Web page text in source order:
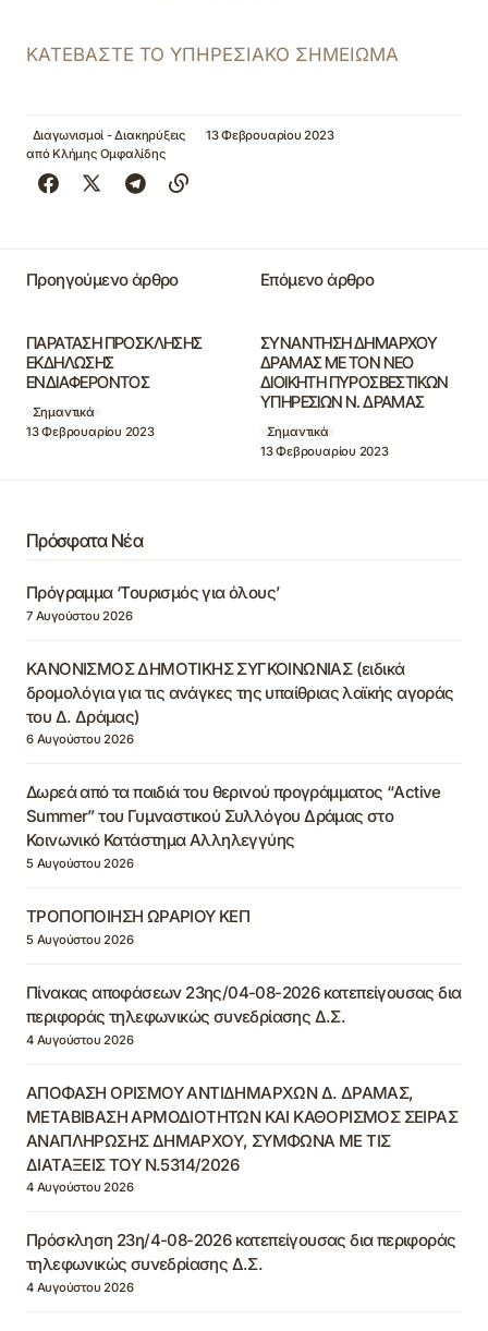
ΚΑΤΕΒΑΣΤΕ ΤΟ ΥΠΗΡΕΣΙΑΚΟ ΣΗΜΕΙΩΜΑ
Διαγωνισμοί - Διακηρύξεις
13 Φεβρουαρίου 2023
από Κλήμης Ομφαλίδης
Προηγούμενο άρθρο
ΠΑΡΑΤΑΣΗ ΠΡΟΣΚΛΗΣΗΣ
ΕΚΔΗΛΩΣΗΣ
ΕΝΔΙΑΦΕΡΟΝΤΟΣ
Σημαντικά
13 Φεβρουαρίου 2023
Επόμενο άρθρο
ΣΥΝΑΝΤΗΣΗ ΔΗΜΑΡΧΟΥ
ΔΡΑΜΑΣ ΜΕ ΤΟΝ ΝΕΟ
ΔΙΟΙΚΗΤΗ ΠΥΡΟΣΒΕΣΤΙΚΩΝ
ΥΠΗΡΕΣΙΩΝ Ν. ΔΡΑΜΑΣ
Σημαντικά
13 Φεβρουαρίου 2023
Πρόσφατα Νέα
Πρόγραμμα ‘Τουρισμός για όλους’
7 Αυγούστου 2026
ΚΑΝΟΝΙΣΜΟΣ ΔΗΜΟΤΙΚΗΣ ΣΥΓΚΟΙΝΩΝΙΑΣ (ειδικά
δρομολόγια για τις ανάγκες της υπαίθριας λαϊκής αγοράς
του Δ. Δράμας)
6 Αυγούστου 2026
Δωρεά από τα παιδιά του θερινού προγράμματος “Active
Summer” του Γυμναστικού Συλλόγου Δράμας στο
Κοινωνικό Κατάστημα Αλληλεγγύης
5 Αυγούστου 2026
ΤΡΟΠΟΠΟΙΗΣΗ ΩΡΑΡΙΟΥ ΚΕΠ
5 Αυγούστου 2026
Πίνακας αποφάσεων 23ης/04-08-2026 κατεπείγουσας δια
περιφοράς τηλεφωνικώς συνεδρίασης Δ.Σ.
4 Αυγούστου 2026
ΑΠΟΦΑΣΗ ΟΡΙΣΜΟΥ ΑΝΤΙΔΗΜΑΡΧΩΝ Δ. ΔΡΑΜΑΣ,
ΜΕΤΑΒΙΒΑΣΗ ΑΡΜΟΔΙΟΤΗΤΩΝ ΚΑΙ ΚΑΘΟΡΙΣΜΟΣ ΣΕΙΡΑΣ
ΑΝΑΠΛΗΡΩΣΗΣ ΔΗΜΑΡΧΟΥ, ΣΥΜΦΩΝΑ ΜΕ ΤΙΣ
ΔΙΑΤΑΞΕΙΣ ΤΟΥ Ν.5314/2026
4 Αυγούστου 2026
Πρόσκληση 23η/4-08-2026 κατεπείγουσας δια περιφοράς
τηλεφωνικώς συνεδρίασης Δ.Σ.
4 Αυγούστου 2026